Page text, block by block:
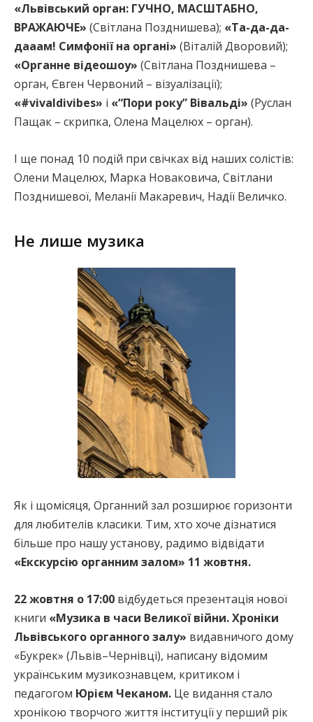
«Львівський орган: ГУЧНО, МАСШТАБНО,
ВРАЖАЮЧЕ» (Світлана Позднишева); «Та-да-да-
дааам! Симфонії на органі» (Віталій Дворовий);
«Органне відеошоу» (Світлана Позднишевa –
орган, Євген Червоний – візуалізації);
«#vivaldivibes» і «“Пори року” Вівальді» (Руслан
Пащак – скрипка, Олена Мацелюх – орган).
І ще понад 10 подій при свічках від наших солістів:
Олени Мацелюх, Марка Новаковича, Світлани
Позднишевої, Меланії Макаревич, Надії Величко.
Не лише музика
Як і щомісяця, Органний зал розширює горизонти
для любителів класики. Тим, хто хоче дізнатися
більше про нашу установу, радимо відвідати
«Екскурсію органним залом» 11 жовтня.
22 жовтня о 17:00 відбудеться презентація нової
книги «Музика в часи Великої війни. Хроніки
Львівського органного залу» видавничого дому
«Букрек» (Львів–Чернівці), написану відомим
українським музикознавцем, критиком і
педагогом Юрієм Чеканом. Це видання стало
хронікою творчого життя інституції у перший рік